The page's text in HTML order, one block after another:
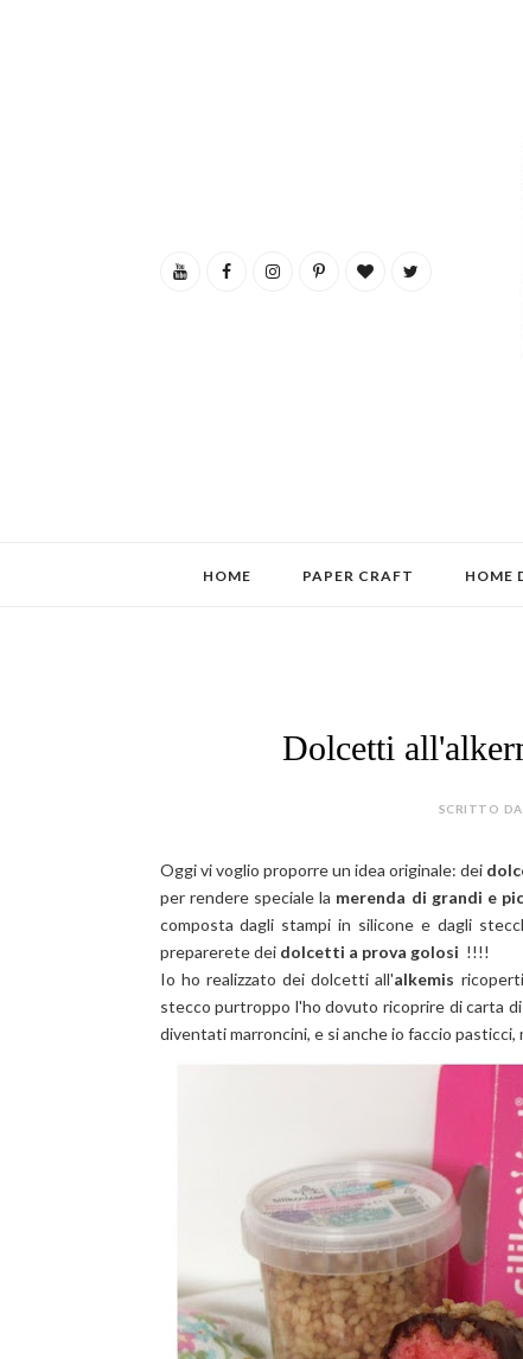
HOME PAPER CRAFT HOME
Dolcetti
SCRITTO
Oggi vi voglio proporre un idea originale: dei
per rendere speciale la merenda di grandi e
composta dagli stampi in silicone e dagli
preparerete dei dolcetti a prova golosi !!!!
Io ho realizzato dei dolcetti all'alkemis
stecco purtroppo l'ho dovuto ricoprire di carta
diventati marroncini, e si anche io faccio